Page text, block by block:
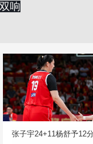
响
张子宇24+11杨舒予12